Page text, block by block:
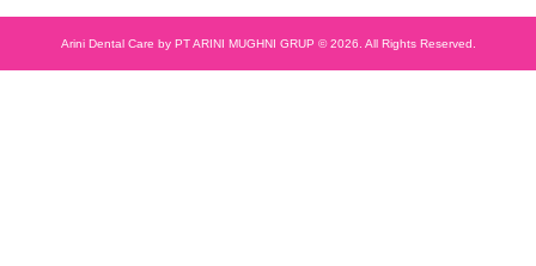
Arini Dental Care by PT ARINI MUGHNI GRUP © 2026. All Rights Reserved.